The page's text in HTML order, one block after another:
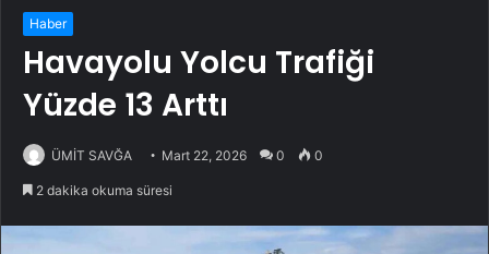
Haber
Havayolu Yolcu Trafiği
Yüzde 13 Arttı
ÜMİT SAVĞA Mart 22, 2026 0 0
2 dakika okuma süresi